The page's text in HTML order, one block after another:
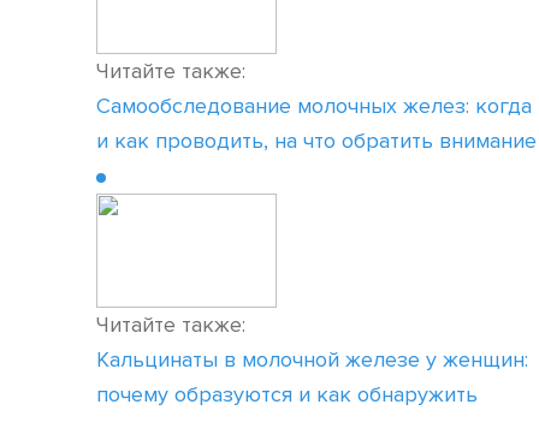
Читайте также:
Самообследование молочных желез: когда
и как проводить, на что обратить внимание
Читайте также:
Кальцинаты в молочной железе у женщин:
почему образуются и как обнаружить